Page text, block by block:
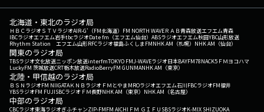
北海道・東北のラジオ局
ＨＢＣラジオＳＴＶラジオAIR-G'（FM北海道） FM NORTH WAVEＲＡＢ青森放送エフエム青森
IBCラジオエフエム岩手tbcラジオDate fm（エフエム仙台） ABSラジオエフエム秋田YBC山形放送
Rhythm Station エフエム山形RFCラジオ福島ふくしまFMNHK AM（札幌） NHK AM（仙台）
関東のラジオ局
TBSラジオ文化放送ニッポン放送interfmTOKYO FMJ-WAVEラジオ日本BAYFM78NACK5 ＦＭヨコハマ
LuckyFM 茨城放送CRT栃木放送RadioBerryFM GUNMANHK AM（東京）
北陸・甲信越のラジオ局
ＢＳＮラジオFM NIIGATAＫＮＢラジオ ＦＭとやまMROラジオエフエム石川FBCラジオFM福井
YBSラジオFM FUJISBCラジオ ＦＭ長野NHK AM（東京） NHK AM（名古屋）
中部のラジオ局
CBCラジオ東海ラジオぎふチャンZIP-FMFM AICHI ＦＭ ＧＩＦＵ SBSラジオK-MIX SHIZUOKA